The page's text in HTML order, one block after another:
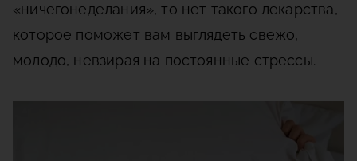
«ничегонеделания», то нет такого лекарства,
которое поможет вам выглядеть свежо,
молодо, невзирая на постоянные стрессы.